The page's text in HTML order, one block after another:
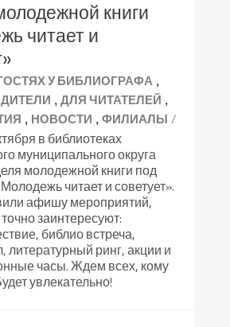
книги
читает и
У БИБЛИОГРАФА ,
,ДЛЯ ЧИТАТЕЛЕЙ ,
, НОВОСТИ ,ФИЛИАЛЫ /
в библиотеках
муниципального округа
молодежной книги под
читает и советует».
афишу мероприятий,
заинтересуют:
библио встреча,
литературный ринг, акции и
часы. Ждем всех, кому
увлекательно!